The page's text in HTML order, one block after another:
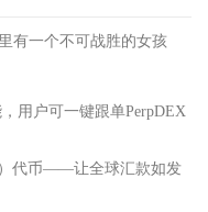
有一个不可战胜的女孩
用户可一键跟单PerpDEX
代币——让全球汇款如发